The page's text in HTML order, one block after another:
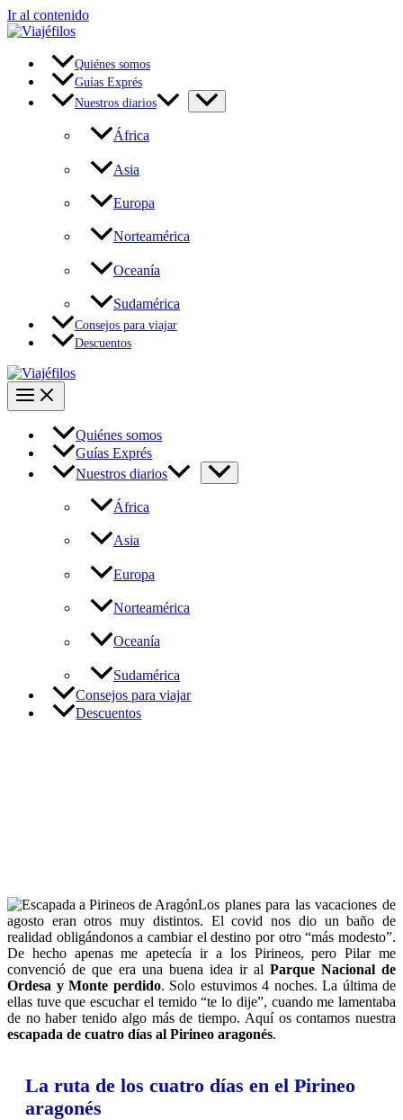
Ir al contenido
Quiénes somos
Guías Exprés
Nuestros diarios
África
Asia
Europa
Norteamérica
Oceanía
Sudamérica
Consejos para viajar
Descuentos
Quiénes somos
Guías Exprés
Nuestros diarios
África
Asia
Europa
Norteamérica
Oceanía
Sudamérica
Consejos para viajar
Descuentos
Los planes para las vacaciones de
agosto eran otros muy distintos. El covid nos dio un baño de
realidad obligándonos a cambiar el destino por otro “más modesto”.
De hecho apenas me apetecía ir a los Pirineos, pero Pilar me
convenció de que era una buena idea ir al Parque Nacional de
Ordesa y Monte perdido. Solo estuvimos 4 noches. La última de
ellas tuve que escuchar el temido “te lo dije”, cuando me lamentaba
de no haber tenido algo más de tiempo. Aquí os contamos nuestra
escapada de cuatro días al Pirineo aragonés.
La ruta de los cuatro días en el Pirineo
aragonés